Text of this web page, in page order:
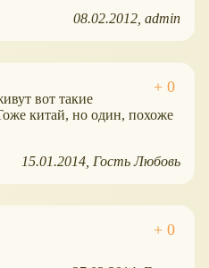
08.02.2012 admin
вот такие
китай, но один, похоже
15.01.2014 Гость Любовь